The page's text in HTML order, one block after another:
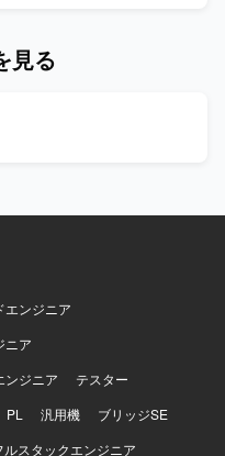
、攻撃手法の理解や各
れる環境です。 【開
管理基盤の設計・構築お
体的に課題解決に取り
発見し、関係者と連携し
ンを円滑に行い、厳し
トを整理しながら、全
ロジェクトにおいて、
て上流から構築フェー
を中心としたID管理
ンダー折衝やスケジュ
見る
エンジニア
ニア
ンジニア
テスター
PL 汎用機
ブリッジSE
ルスタックエンジニア